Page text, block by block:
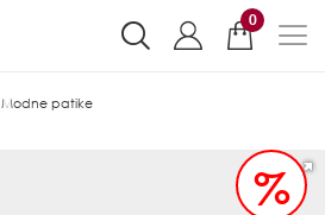
0
Modne patike
%